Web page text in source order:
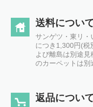
送料につい
サンゲツ・東リ
につき1,300円(税
よび離島は別途
のカーペットは別
返品につい